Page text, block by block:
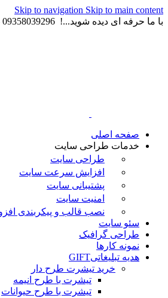
Skip to navigation Skip to main content
با ما حرفه ای دیده شوید...! 09358039296 - 09109944867
صفحه اصلی
خدمات طراحی سایت
طراحی سایت
افزایش سرعت سایت
پشتیبانی سایت
امنیت سایت
نصب قالب و پیکربندی
سئو سایت
طراحی گرافیک
نمونه کارها
هدیه تبلیغاتیGIFT
خرید تیشرت طرح دار
تیشرت با طرح انیمه
تیشرت با طرح حیوانات